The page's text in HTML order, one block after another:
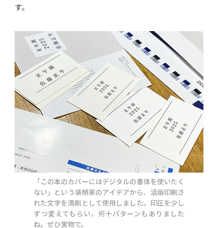
す。
「この本のカバーにはデジタルの書体を使いたく
ない」という装幀家のアイデアから、活版印刷さ
れた文字を清刷として使用しました。印圧を少し
ずつ変えてもらい、何十パターンもありました
ね。ぜひ実物で。